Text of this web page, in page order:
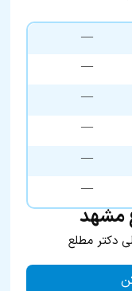
—
—
—
—
—
—
مشهد
دکتر مطلع